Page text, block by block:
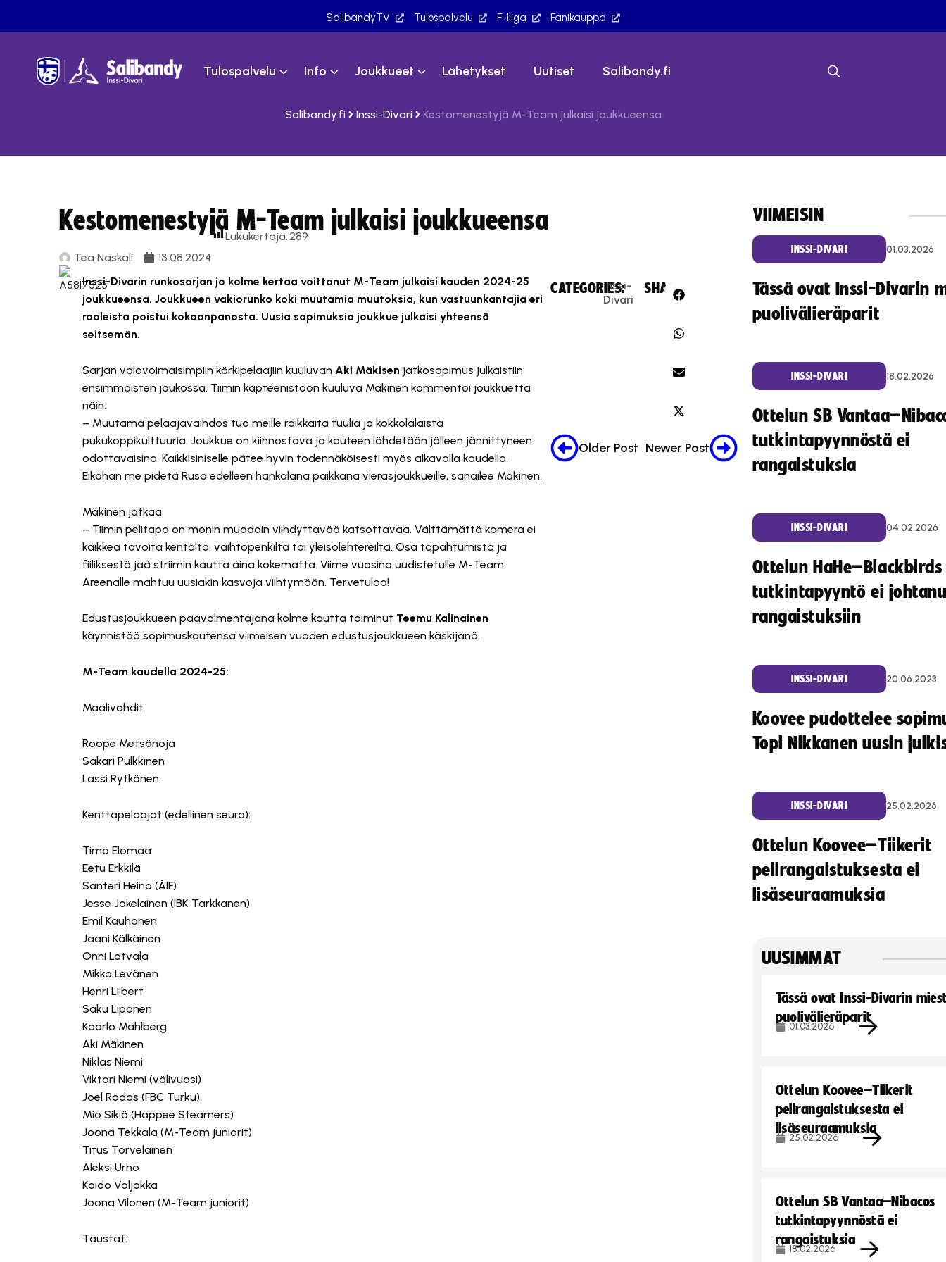
SalibandyTV Tulospalvelu F-liiga Fanikauppa
Tulospalvelu Info Joukkueet Lähetykset Uutiset Salibandy.fi
Salibandy.fi Inssi-Divari Kestomenestyjä M-Team julkaisi joukkueensa
Kestomenestyjä M-Team julkaisi joukkueensa
Tea Naskali 13.08.2024
Lukukertoja:289
Inssi-Divarin runkosarjan jo kolme kertaa voittanut M-Team julkaisi kauden 2024-25
joukkueensa. Joukkueen vakiorunko koki muutamia muutoksia, kun vastuunkantajia eri
rooleista poistui kokoonpanosta. Uusia sopimuksia joukkue julkaisi yhteensä
seitsemän.
Sarjan valovoimaisimpiin kärkipelaajiin kuuluvanAki Mäkisen jatkosopimus julkaistiin
ensimmäisten joukossa. Tiimin kapteenistoon kuuluva Mäkinen kommentoi joukkuetta
näin:
– Muutama pelaajavaihdos tuo meille raikkaita tuulia ja kokkolalaista
pukukoppikulttuuria. Joukkue on kiinnostava ja kauteen lähdetään jälleen jännittyneen
odottavaisina. Kaikkisiniselle pätee hyvin todennäköisesti myös alkavalla kaudella.
Eiköhän me pidetä Rusa edelleen hankalana paikkana vierasjoukkueille, sanailee Mäkinen.
Mäkinen jatkaa:
– Tiimin pelitapa on monin muodoin viihdyttävää katsottavaa. Välttämättä kamera ei
kaikkea tavoita kentältä, vaihtopenkiltä tai yleisölehtereiltä. Osa tapahtumista ja
fiiliksestä jää striimin kautta aina kokematta. Viime vuosina uudistetulle M-Team
Areenalle mahtuu uusiakin kasvoja viihtymään. Tervetuloa!
Edustusjoukkueen päävalmentajana kolme kautta toiminut Teemu Kalinainen
käynnistää sopimuskautensa viimeisen vuoden edustusjoukkueen käskijänä.
M-Team kaudella 2024-25:
Maalivahdit
Roope Metsänoja
Sakari Pulkkinen
Lassi Rytkönen
Kenttäpelaajat (edellinen seura):
Timo Elomaa
Eetu Erkkilä
Santeri Heino (ÅIF)
Jesse Jokelainen (IBK Tarkkanen)
Emil Kauhanen
Jaani Kälkäinen
Onni Latvala
Mikko Levänen
Henri Liibert
Saku Liponen
Kaarlo Mahlberg
Aki Mäkinen
Niklas Niemi
Viktori Niemi (välivuosi)
Joel Rodas (FBC Turku)
Mio Sikiö (Happee Steamers)
Joona Tekkala (M-Team juniorit)
Titus Torvelainen
Aleksi Urho
Kaido Valjakka
Joona Vilonen (M-Team juniorit)
Taustat:
CATEGORIES:
Inssi-
Divari
SHARE:
Older Post Newer Post
VIIMEISIN
INSSI-DIVARI 01.03.2026
Tässä ovat Inssi-Divarin
puolivälieräparit
INSSI-DIVARI 18.02.2026
Ottelun SB
tutkintapyynnöstä ei
rangaistuksia
INSSI-DIVARI 04.02.2026
Ottelun HaHe–Blackbirds
tutkintapyyntö ei
rangaistuksiin
INSSI-DIVARI 20.06.2023
Koovee pudottelee
Topi Nikkanen uusin
INSSI-DIVARI 25.02.2026
Ottelun Koovee–Tiikerit
pelirangaistuksesta ei
lisäseuraamuksia
UUSIMMAT
Tässä ovat Inssi-Divarin
puolivälieräparit
01.03.2026
Ottelun Koovee–Tiikerit
pelirangaistuksesta ei
lisäseuraamuksia
25.02.2026
Ottelun SB Vantaa–Nibacos
tutkintapyynnöstä ei
rangaistuksia
18.02.2026